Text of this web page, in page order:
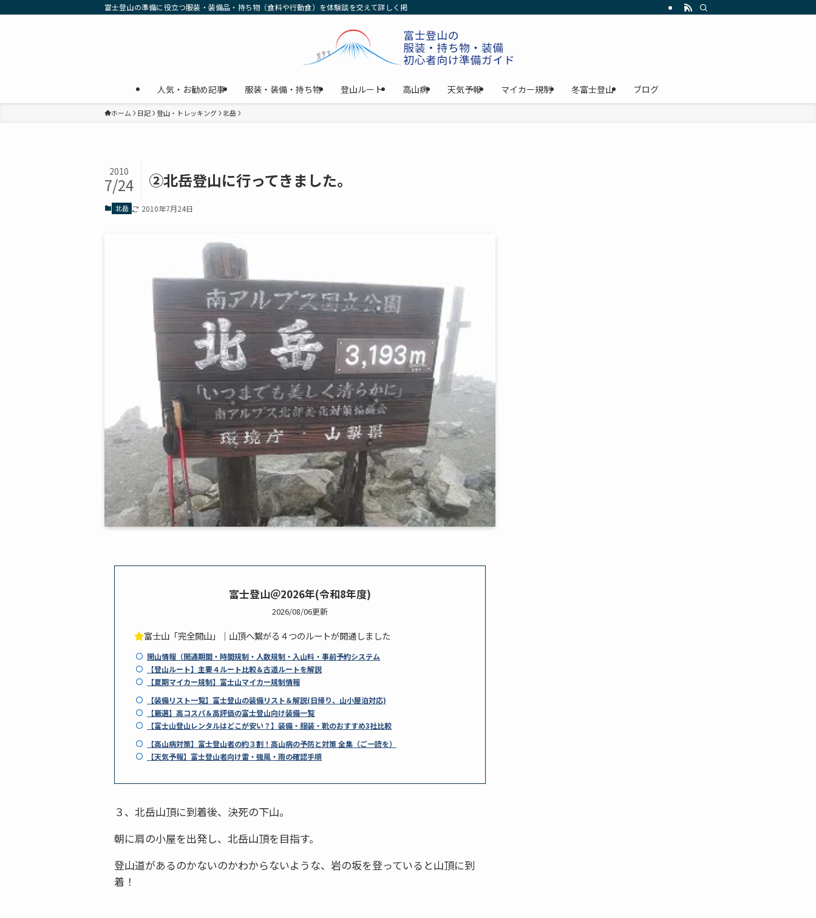
富士登山の準備に役立つ服装・装備品・持ち物（食料や行動食）を体験談を交えて詳しく掲載中！女性の初心者の方でもわかるようにレインウェア・雨具、登山靴、ザック・リュック、ヘッドライト、Ｔシャツの
人気・お勧め記事 服装・装備・持ち物 登山ルート 高山病 天気予報 マイカー規制 冬富士登山 ブログ
ホーム 日記 登山・トレッキング 北岳
②北岳登山に行ってきました。
2010
7/24
北岳 2010年7月24日
富士登山＠2026年(令和8年度)
2026/08/06更新
富士山「完全開山」｜山頂へ繋がる４つのルートが開通しました
開山情報（開通期間・時間規制・人数規制・入山料・事前予約システム
【登山ルート】主要４ルート比較＆古道ルートを解説
【夏期マイカー規制】富士山マイカー規制情報
【装備リスト一覧】富士登山の装備リスト＆解説(日帰り、山小屋泊対応)
【厳選】高コスパ＆高評価の富士登山向け装備一覧
【富士山登山レンタルはどこが安い？】装備・服装・靴のおすすめ3社比較
【高山病対策】富士登山者の約３割！高山病の予防と対策 全集（ご一読を）
【天気予報】富士登山者向け雷・強風・雨の確認手順
３、北岳山頂に到着後、決死の下山。
朝に肩の小屋を出発し、北岳山頂を目指す。
登山道があるのかないのかわからないような、岩の坂を登っていると山頂に到
着！